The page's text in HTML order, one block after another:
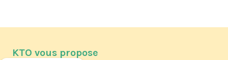
KTO vous propose